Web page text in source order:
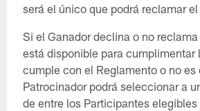
será el único que podrá reclamar el
Si el Ganador declina o no
está disponible para cumplimentar
cumple con el Reglamento o no es
Patrocinador podrá seleccionar a
de entre los Participantes